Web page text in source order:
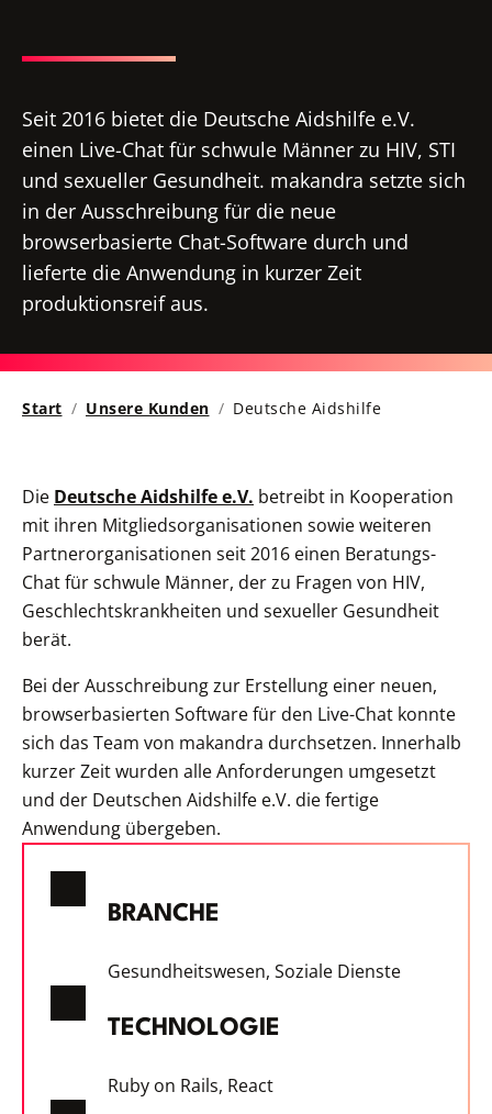
Seit 2016 bietet die Deutsche Aidshilfe e.V.
einen Live-Chat für schwule Männer zu HIV, STI
und sexueller Gesundheit. makandra setzte sich
in der Ausschreibung für die neue
browserbasierte Chat-Software durch und
lieferte die Anwendung in kurzer Zeit
produktionsreif aus.
Start Unsere Kunden Deutsche Aidshilfe
Die Deutsche Aidshilfe e.V. betreibt in Kooperation
mit ihren Mitgliedsorganisationen sowie weiteren
Partnerorganisationen seit 2016 einen Beratungs-
Chat für schwule Männer, der zu Fragen von HIV,
Geschlechtskrankheiten und sexueller Gesundheit
berät.
Bei der Ausschreibung zur Erstellung einer neuen,
browserbasierten Software für den Live-Chat konnte
sich das Team von makandra durchsetzen. Innerhalb
kurzer Zeit wurden alle Anforderungen umgesetzt
und der Deutschen Aidshilfe e.V. die fertige
Anwendung übergeben.
BRANCHE
Gesundheitswesen, Soziale Dienste
TECHNOLOGIE
Ruby on Rails, React